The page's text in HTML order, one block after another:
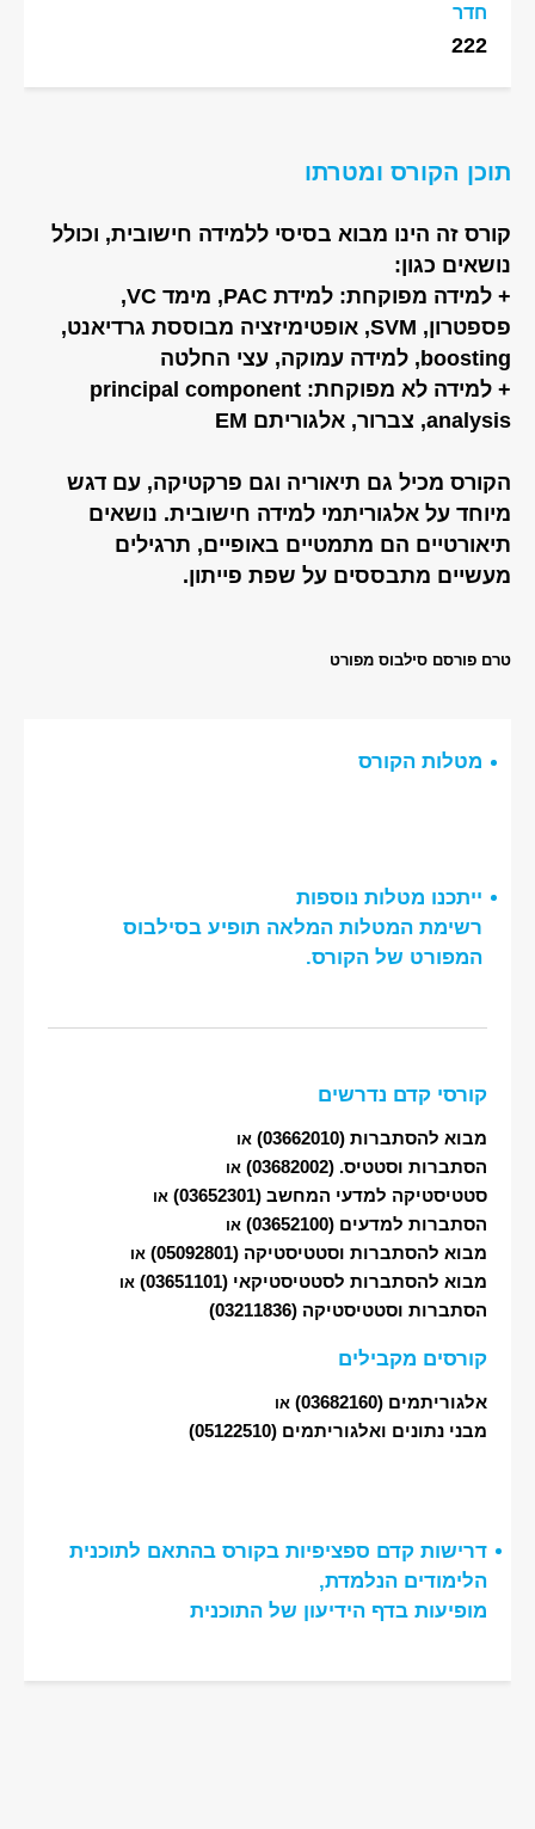
חדר
222
תוכן הקורס ומטרתו
קורס זה הינו מבוא בסיסי ללמידה חישובית, וכולל
נושאים כגון:
+ למידה מפוקחת: למידת PAC, מימד VC,
פספטרון, SVM, אופטימיזציה מבוססת גרדיאנט,
boosting, למידה עמוקה, עצי החלטה
+ למידה לא מפוקחת: principal component
analysis, צברור, אלגוריתם EM
הקורס מכיל גם תיאוריה וגם פרקטיקה, עם דגש
מיוחד על אלגוריתמי למידה חישובית. נושאים
תיאורטיים הם מתמטיים באופיים, תרגילים
מעשיים מתבססים על שפת פייתון.
טרם פורסם סילבוס מפורט
מטלות הקורס
ייתכנו מטלות נוספות
רשימת המטלות המלאה תופיע בסילבוס
המפורט של הקורס.
קורסי קדם נדרשים
מבוא להסתברות (03662010) או
הסתברות וסטטיס. (03682002) או
סטטיסטיקה למדעי המחשב (03652301) או
הסתברות למדעים (03652100) או
מבוא להסתברות וסטטיסטיקה (05092801) או
מבוא להסתברות לסטטיסטיקאי (03651101) או
הסתברות וסטטיסטיקה (03211836)
קורסים מקבילים
אלגוריתמים (03682160) או
מבני נתונים ואלגוריתמים (05122510)
דרישות קדם ספציפיות בקורס בהתאם לתוכנית
הלימודים הנלמדת,
מופיעות בדף הידיעון של התוכנית